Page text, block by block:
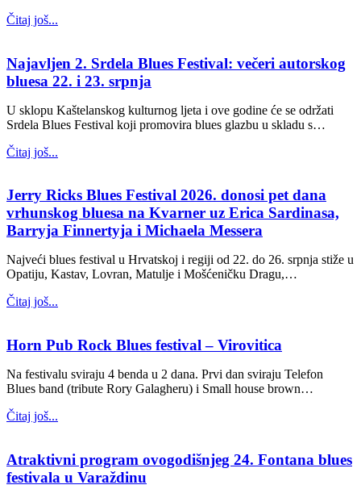
Čitaj još...
Najavljen 2. Srdela Blues Festival: večeri autorskog
bluesa 22. i 23. srpnja
U sklopu Kaštelanskog kulturnog ljeta i ove godine će se održati
Srdela Blues Festival koji promovira blues glazbu u skladu s…
Čitaj još...
Jerry Ricks Blues Festival 2026. donosi pet dana
vrhunskog bluesa na Kvarner uz Erica Sardinasa,
Barryja Finnertyja i Michaela Messera
Najveći blues festival u Hrvatskoj i regiji od 22. do 26. srpnja stiže u
Opatiju, Kastav, Lovran, Matulje i Mošćeničku Dragu,…
Čitaj još...
Horn Pub Rock Blues festival – Virovitica
Na festivalu sviraju 4 benda u 2 dana. Prvi dan sviraju Telefon
Blues band (tribute Rory Galagheru) i Small house brown…
Čitaj još...
Atraktivni program ovogodišnjeg 24. Fontana blues
festivala u Varaždinu